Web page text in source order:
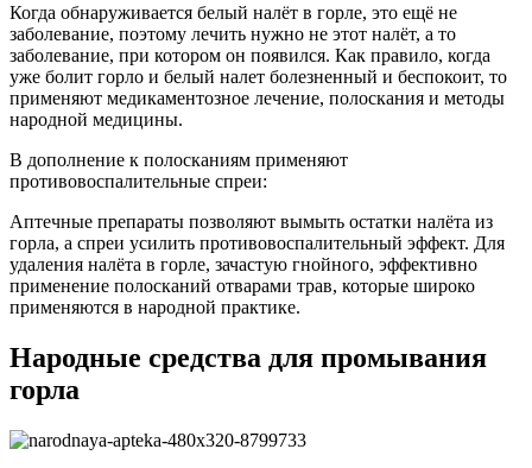
Когда обнаруживается белый налёт в горле, это ещё не
заболевание, поэтому лечить нужно не этот налёт, а то
заболевание, при котором он появился. Как правило, когда
уже болит горло и белый налет болезненный и беспокоит, то
применяют медикаментозное лечение, полоскания и методы
народной медицины.
В дополнение к полосканиям применяют
противовоспалительные спреи:
Аптечные препараты позволяют вымыть остатки налёта из
горла, а спреи усилить противовоспалительный эффект. Для
удаления налёта в горле, зачастую гнойного, эффективно
применение полосканий отварами трав, которые широко
применяются в народной практике.
Народные средства для промывания
горла